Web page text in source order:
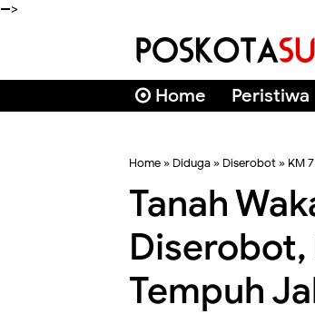
-->
Home Peristiwa
Home » Diduga » Diserobot » KM 7
Tanah
Diserobot,
Tempuh